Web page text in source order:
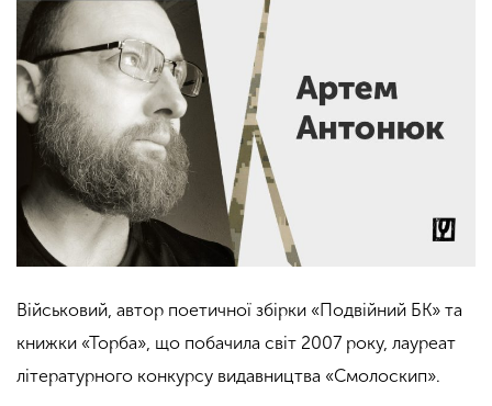
Військовий, автор поетичної збірки «Подвійний БК» та
книжки «Торба», що побачила світ 2007 року, лауреат
літературного конкурсу видавництва «Смолоскип».